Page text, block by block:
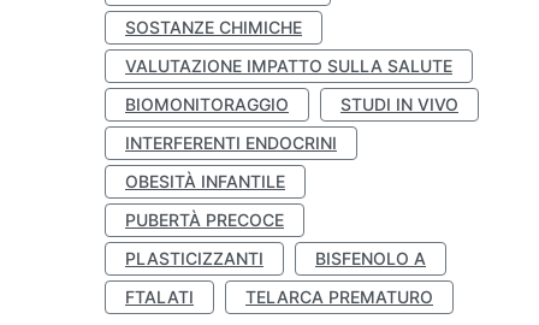
SOSTANZE CHIMICHE
VALUTAZIONE IMPATTO SULLA SALUTE
BIOMONITORAGGIO
STUDI IN VIVO
INTERFERENTI ENDOCRINI
OBESITÀ INFANTILE
PUBERTÀ PRECOCE
PLASTICIZZANTI
BISFENOLO A
FTALATI
TELARCA PREMATURO